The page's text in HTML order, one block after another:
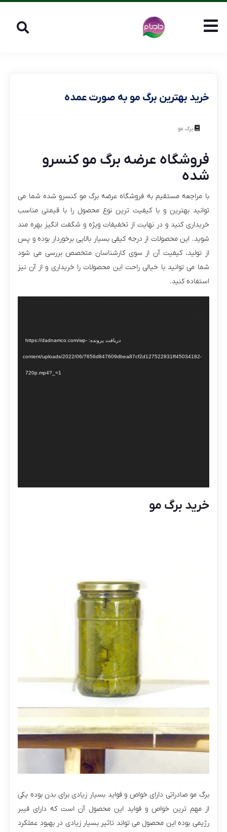
خرید بهترین برگ مو به صورت عمده
برگ مو
فروشگاه عرضه برگ مو کنسرو
شده
با مراجعه مستقیم به فروشگاه عرضه برگ مو کنسرو شده شما می
توانید بهترین و با کیفیت ترین نوع محصول را با قیمتی مناسب
خریداری کنید و در نهایت از تخفیفات ویژه و شگفت انگیز بهره مند
شوید. این محصولات از درجه کیفی بسیار بالایی برخوردار بوده و پس
از تولید، کیفیت آن از سوی کارشناسان متخصص بررسی می‌ شود
شما می توانید با خیالی راحت این محصولات را خریداری و از آن نیز
استفاده کنید.
دریافت پرونده: https://dadnamco.com/wp-
content/uploads/2022/06/7656d847609dbea87cf2d127522831ff45034182-
720p.mp4?_=1
خرید برگ مو
برگ مو صادراتی دارای خواص و فواید بسیار زیادی برای بدن بوده یکی
از مهم ترین خواص و فواید این محصول آن است که دارای فیبر
رژیمی بوده این محصول می تواند تاثیر بسیار زیادی در بهبود عملکرد